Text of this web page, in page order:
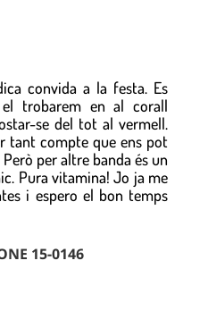
convida a la festa. Es
trobarem en al corall
se del tot al vermell.
tant compte que ens pot
per altre banda és un
Pura vitamina! Jo ja me
i espero el bon temps
15-0146